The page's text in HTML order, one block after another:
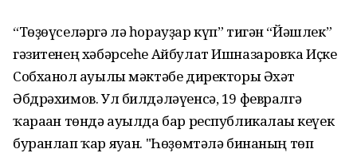
“Төҙөүселәргә лә һорауҙар күп” тигән “Йәшлек”
гәзитенең хәбәрсеһе Айбулат Ишназаровҡа Иҫке
Собханғол ауылы мәктәбе директоры Әхәт
Әбдрәхимов. Ул билдәләүенсә, 19 февралгә
ҡараған төндә ауылда бар республикалағы кеүек
буранлап ҡар яуған. "Һөҙөмтәлә бинаның төп